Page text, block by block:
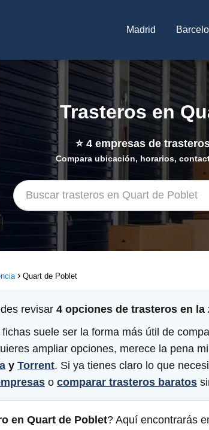
Madrid
Trasteros en
⭐ 4 empresas de
Compara ubicación, horarios,
Quart de Poblet
revisar 4 opciones de trasteros en la
suele ser la forma más útil de
ampliar opciones, merece la pena
y Torrent. Si ya tienes claro lo que
o comparar trasteros baratos
en Quart de Poblet? Aquí encontrarás